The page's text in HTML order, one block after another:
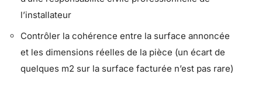
l’installateur
Contrôler la cohérence entre la surface annoncée
et les dimensions réelles de la pièce (un écart de
quelques m2 sur la surface facturée n’est pas rare)